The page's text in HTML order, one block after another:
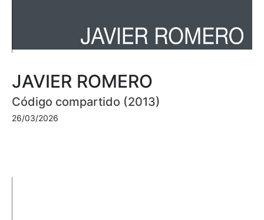
JAVIER ROMERO
Código compartido (2013)
26/03/2026